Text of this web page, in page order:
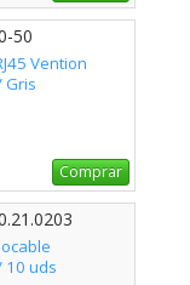
50
Vention
Gris
Comprar
10 uds